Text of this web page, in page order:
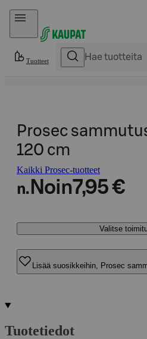
Hyppää sisältöön
Tuotteet
Prosec
120 cm
Kaikki Prosec-tuotteet
n. Noin7,95 €
Valitse
Lisää suosikkeihin, Prosec
Tuotetiedot